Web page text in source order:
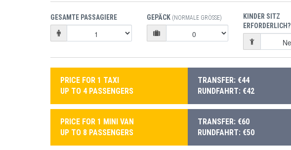
GESAMTE PASSAGIERE GEPÄCK (NORMALE GRÖSSE)
KINDER SITZ
ERFORDERLICH?
PRICE FOR 1 TAXI
UP TO 4 PASSENGERS
TRANSFER: €44
RUNDFAHRT: €42
PRICE FOR 1 MINI VAN
UP TO 8 PASSENGERS
TRANSFER: €60
RUNDFAHRT: €50